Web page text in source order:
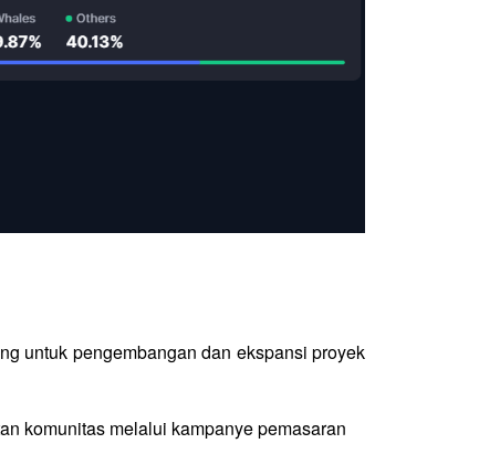
untuk pengembangan dan ekspansi proyek
komunitas melalui kampanye pemasaran